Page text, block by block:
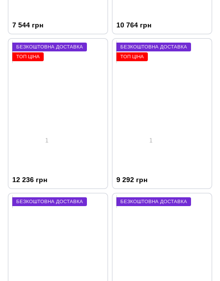
7 544 грн 10 764 грн
БЕЗКОШТОВНА ДОСТАВКА
ТОП ЦІНА
1
12 236 грн
БЕЗКОШТОВНА ДОСТАВКА
ТОП ЦІНА
1
9 292 грн
БЕЗКОШТОВНА ДОСТАВКА БЕЗКОШТОВНА ДОСТАВКА